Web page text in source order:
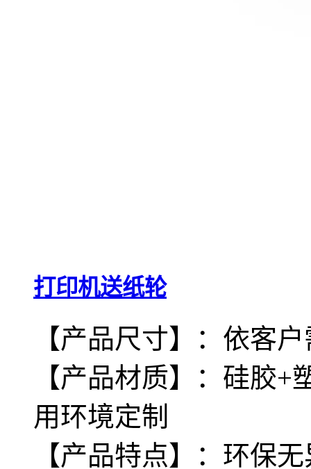
打印机送纸轮
【产品尺寸】：依客
【产品材质】：硅胶
用环境定制
【产品特点】：环保